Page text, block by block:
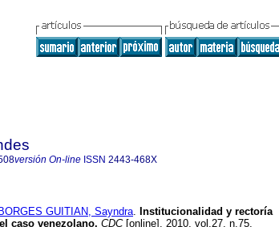
versión On-line ISSN 2443-468X
BORGES GUITIAN, Sayndra. Institucionalidad y rectoría
el caso venezolano. CDC[online]. 2010, vol.27, n.75,